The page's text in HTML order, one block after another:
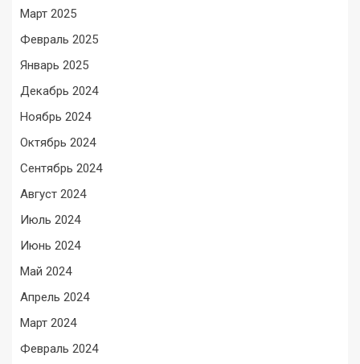
Март 2025
Февраль 2025
Январь 2025
Декабрь 2024
Ноябрь 2024
Октябрь 2024
Сентябрь 2024
Август 2024
Июль 2024
Июнь 2024
Май 2024
Апрель 2024
Март 2024
Февраль 2024